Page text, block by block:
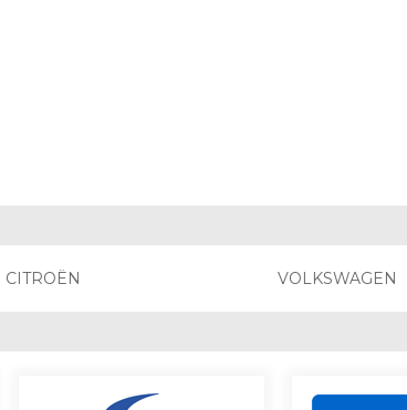
CITROËN VOLKSWAGEN